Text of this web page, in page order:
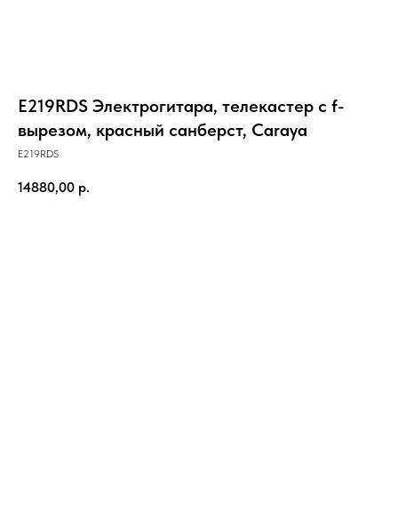
E219RDS Электрогитара, телекастер с f-
вырезом, красный санберст, Caraya
E219RDS
14880,00 р.